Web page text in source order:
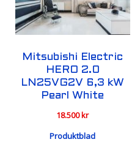
Mitsubishi Electric
HERO 2.0
LN25VG2V 6,3 kW
Pearl White
18.500kr
Produktblad